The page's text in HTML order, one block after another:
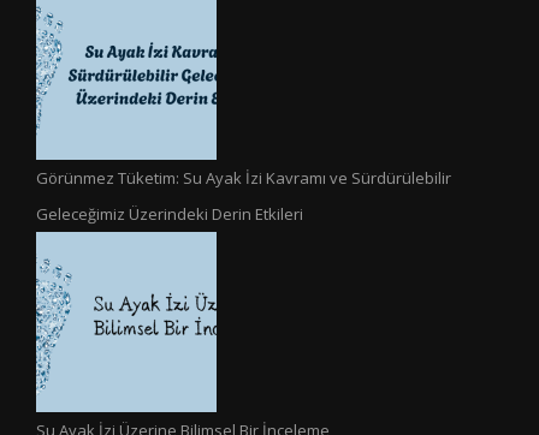
Görünmez Tüketim: Su Ayak İzi Kavramı ve Sürdürülebilir
Geleceğimiz Üzerindeki Derin Etkileri
Su Ayak İzi Üzerine Bilimsel Bir İnceleme